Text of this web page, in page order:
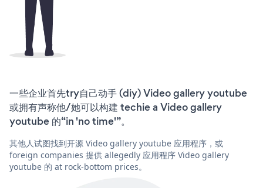
一些企业首先try自己动手 (diy) Video gallery youtube
或拥有声称他/她可以构建 techie a Video gallery
youtube 的“in 'no time'”。
其他人试图找到开源 Video gallery youtube 应用程序，或
foreign companies 提供 allegedly 应用程序 Video gallery
youtube 的 at rock-bottom prices。